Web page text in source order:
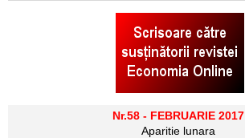
Nr.58 - FEBRUARIE 2017
Aparitie lunara